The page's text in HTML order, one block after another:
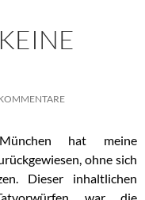
München hat meine
ohne sich
Dieser inhaltlichen